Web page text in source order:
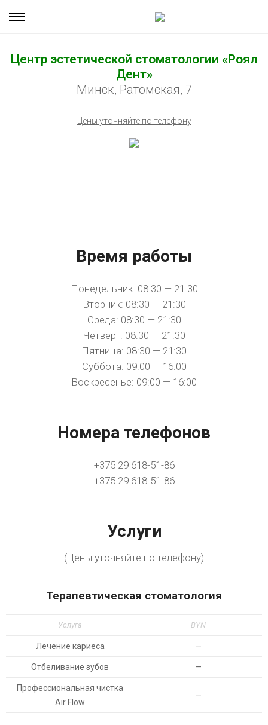
Центр эстетической стоматологии «Роял
Дент»
Минск, Ратомская, 7
Цены уточняйте по телефону
Время работы
Понедельник: 08:30 — 21:30
Вторник: 08:30 — 21:30
Среда: 08:30 — 21:30
Четверг: 08:30 — 21:30
Пятница: 08:30 — 21:30
Суббота: 09:00 — 16:00
Воскресенье: 09:00 — 16:00
Номера телефонов
+375 29 618-51-86
+375 29 618-51-86
Услуги
(Цены уточняйте по телефону)
Терапевтическая стоматология
Услуга BYN
Лечение кариеса —
Отбеливание зубов —
Профессиональная чистка
Air Flow
—